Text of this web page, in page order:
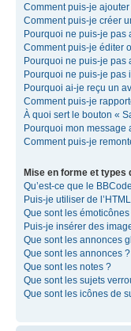
Comment puis-je
Comment puis-je créer
Pourquoi ne puis-je pas
Comment puis-je éditer
Pourquoi ne puis-je pas
Pourquoi ne puis-je pas
Pourquoi ai-je reçu un
Comment puis-je
À quoi sert le bouton «
Pourquoi mon message
Comment puis-je
Mise en forme et types
Qu’est-ce que le
Puis-je utiliser de
Que sont les émoticônes
Puis-je insérer des
Que sont les annonces
Que sont les annonces ?
Que sont les notes ?
Que sont les sujets
Que sont les icônes de